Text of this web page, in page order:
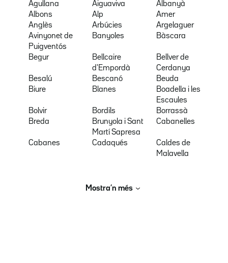
Agullana Aiguaviva
Albanyà
Albons
Alp
Amer
Anglès
Arbúcies
Argelaguer
Avinyonet de
Puigventós
Banyoles Bàscara
Begur
Bellcaire
d'Empordà
Bellver de
Cerdanya
Besalú
Bescanó
Beuda
Biure
Blanes
Boadella i les
Escaules
Bolvir
Bordils
Borrassà
Breda
Brunyola i Sant
Martí Sapresa
Cabanelles
Cabanes Cadaqués
Caldes de
Malavella
Mostra’n més